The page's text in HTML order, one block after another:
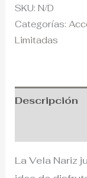
SKU:N/D
Categorías:
Limitadas
Descripción
La Vela Nariz